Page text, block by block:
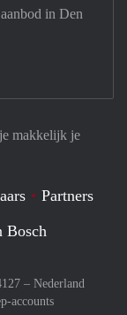
makkelijk je
Partners
Bosch
– Nederland
accounts
in Den